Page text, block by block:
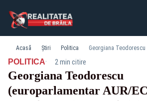
Acasă Știri Politica
POLITICA· 2 min citire
Georgiana Teodorescu
(europarlamentar AUR/